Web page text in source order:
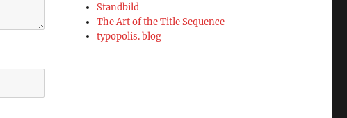
Standbild
The Art of the Title Sequence
typopolis. blog